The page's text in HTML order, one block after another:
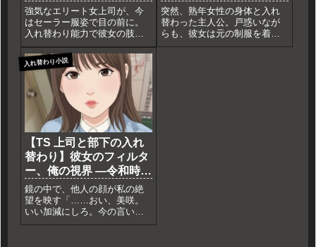
まれて
強気なエリート女上司が、今
はセーラー服姿で目の前に。
入れ替わり能力で彼女の肢体
を手に入れた佐藤は、女性特
有の柔らかな感触と、制服の
締め付けに高揚する。自らの
肉体を相手に、女として、男
として重なり合う二人。オフ
ィスでは見せない、剥き出し
の欲望の記録。
突然、熟年女性の身体と入れ
替わった主人公。戸惑いなが
らも、彼女は元の制服を着て
学校へ向かう。熟女の身体と
入れ替わり小説
【TS 上司と部下の入れ
替わり】彼女のフィルタ
ー、俺の視界 ―令和時代
に24歳の奮闘記―
鏡の中で、他人の顔が私の絶
望を映す「……おい、美咲。
いい加減にしろ。今の言い草
はなんだ」深夜二時のオフィ